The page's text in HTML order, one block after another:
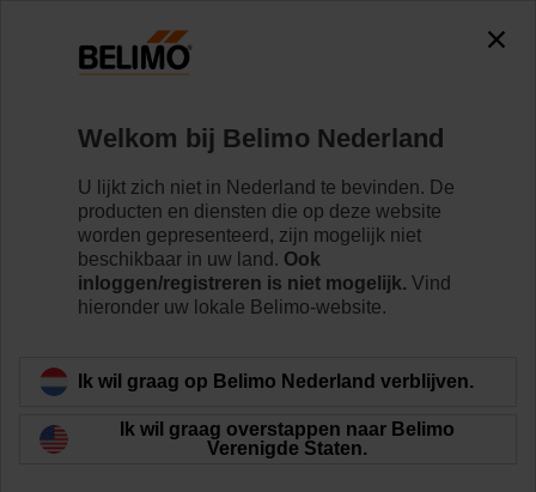
R7050R-B3+NR24A-KNX
Meer informatie
Terug naar product categorie
Welkom bij Belimo Nederland
U lijkt zich niet in Nederland te bevinden. De
producten en diensten die op deze website
worden gepresenteerd, zijn mogelijk niet
beschikbaar in uw land. Ook
inloggen/registreren is niet mogelijk. Vind
hieronder uw lokale Belimo-website.
Ik wil graag op Belimo Nederland verblijven.
Ik wil graag overstappen naar Belimo
Verenigde Staten.